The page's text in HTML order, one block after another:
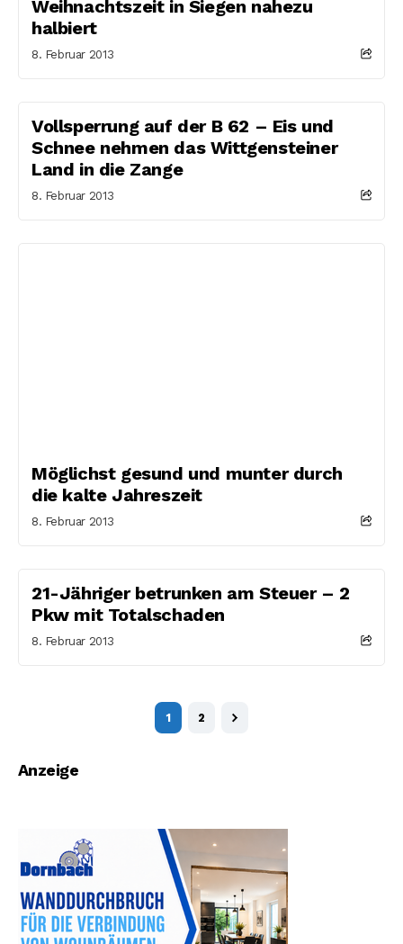
Weihnachtszeit in Siegen nahezu
halbiert
8. Februar 2013
Vollsperrung auf der B 62 – Eis und
Schnee nehmen das Wittgensteiner
Land in die Zange
8. Februar 2013
Möglichst gesund und munter durch
die kalte Jahreszeit
8. Februar 2013
21-Jähriger betrunken am Steuer – 2
Pkw mit Totalschaden
8. Februar 2013
1 2
Anzeige